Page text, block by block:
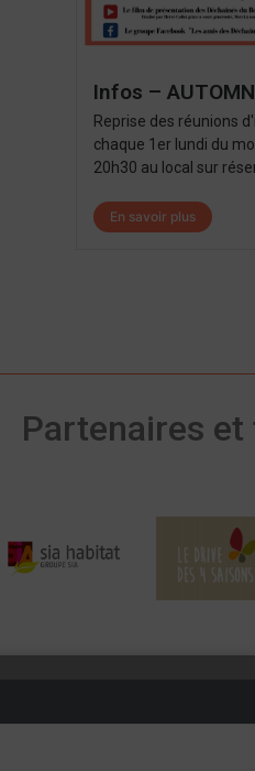
Infos –
Reprise des réunions
chaque 1er lundi du
20h30 au local sur
En savoir plus
Partenaires